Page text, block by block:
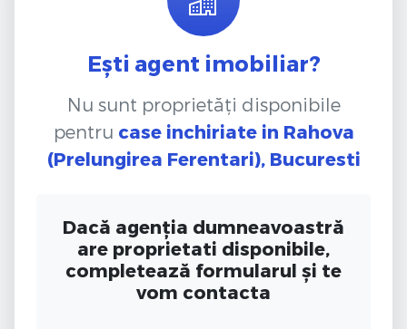
Ești agent imobiliar?
Nu sunt proprietăți disponibile
pentru case inchiriate in Rahova
(Prelungirea Ferentari), Bucuresti
Dacă agenția dumneavoastră
are proprietati disponibile,
completează formularul și te
vom contacta